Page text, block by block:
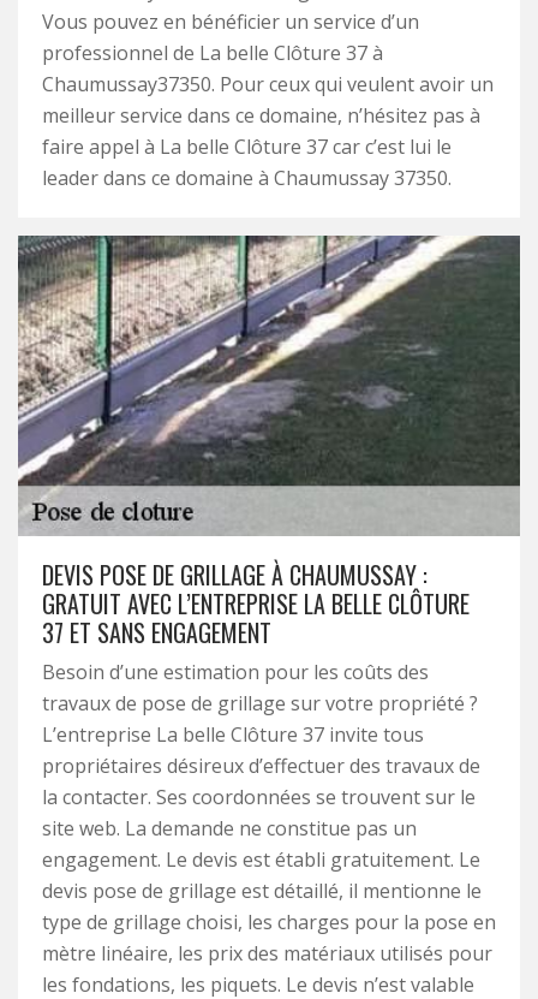
Vous pouvez en bénéficier un service d’un
professionnel de La belle Clôture 37 à
Chaumussay37350. Pour ceux qui veulent avoir un
meilleur service dans ce domaine, n’hésitez pas à
faire appel à La belle Clôture 37 car c’est lui le
leader dans ce domaine à Chaumussay 37350.
DEVIS POSE DE GRILLAGE À CHAUMUSSAY :
GRATUIT AVEC L’ENTREPRISE LA BELLE CLÔTURE
37 ET SANS ENGAGEMENT
Besoin d’une estimation pour les coûts des
travaux de pose de grillage sur votre propriété ?
L’entreprise La belle Clôture 37 invite tous
propriétaires désireux d’effectuer des travaux de
la contacter. Ses coordonnées se trouvent sur le
site web. La demande ne constitue pas un
engagement. Le devis est établi gratuitement. Le
devis pose de grillage est détaillé, il mentionne le
type de grillage choisi, les charges pour la pose en
mètre linéaire, les prix des matériaux utilisés pour
les fondations, les piquets. Le devis n’est valable